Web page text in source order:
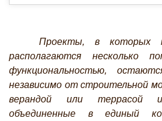
Проекты, в которых
располагаются несколько
функциональностью,
независимо от строительной
верандой или террасой
объединенные в единый